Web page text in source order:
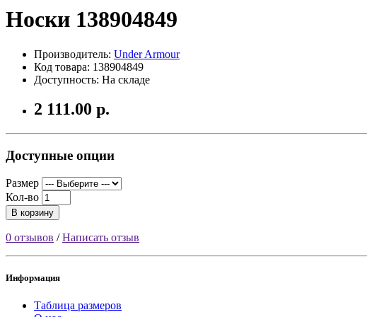
Носки 138904849
Производитель: Under Armour
Код товара: 138904849
Доступность: На складе
2 111.00 р.
Доступные опции
Размер
Кол-во
В корзину
0 отзывов /Написать отзыв
Информация
Таблица размеров